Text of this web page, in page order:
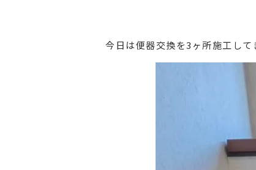
今日は便器交換を3ヶ所施工し